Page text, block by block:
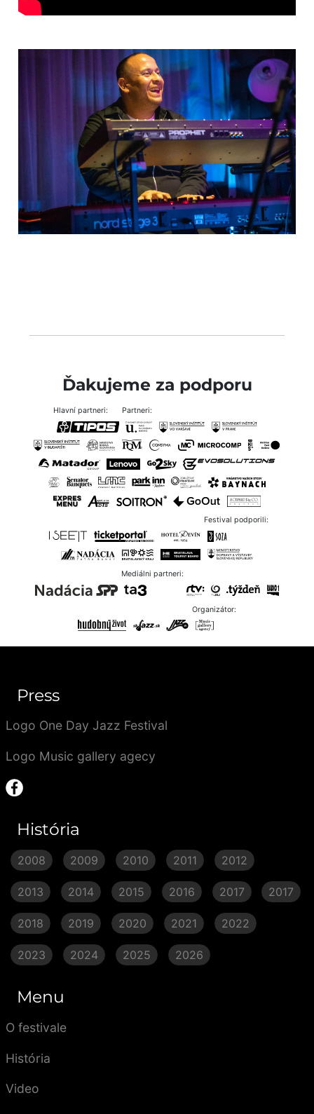
Ďakujeme za podporu
Hlavní partneri: Partneri:
Festival podporili:
Mediálni partneri:
Organizátor:
Press
Logo One Day Jazz Festival
Logo Music gallery agecy
História
2008 2009 2010 2011 2012
2013 2014 2015 2016 2017 2017
2018 2019 2020 2021 2022
2023 2024 2025 2026
Menu
O festivale
História
Video